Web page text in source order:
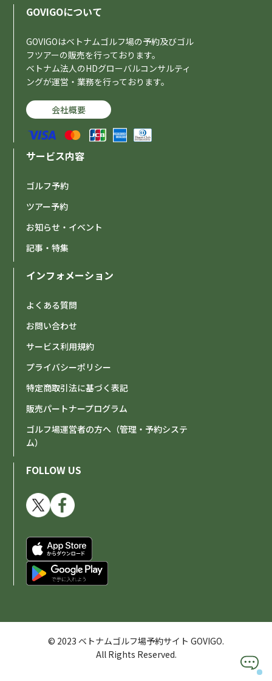
GOVIGOについて
GOVIGOはベトナムゴルフ場の予約及びゴル
フツアーの販売を行っております。
ベトナム法人のHDグローバルコンサルティ
ングが運営・業務を行っております。
会社概要
サービス内容
ゴルフ予約
ツアー予約
お知らせ・イベント
記事・特集
インフォメーション
よくある質問
お問い合わせ
サービス利用規約
プライバシーポリシー
特定商取引法に基づく表記
販売パートナープログラム
ゴルフ場運営者の方へ（管理・予約システ
ム）
FOLLOW US
© 2023 ベトナムゴルフ場予約サイト GOVIGO.
All Rights Reserved.